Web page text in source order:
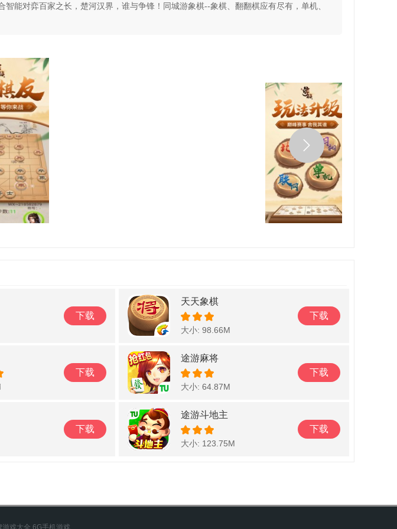
能对弈百家之长，楚河汉界，谁与争锋！同城游象棋--象棋、翻翻棋应有尽有，单机、
下载
天天象棋
大小: 98.66M
下载
下载
途游麻将
大小: 64.87M
下载
下载
途游斗地主
大小: 123.75M
下载
戏大全 6G手机游戏